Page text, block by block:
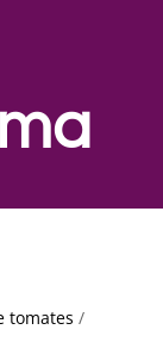
tomates /